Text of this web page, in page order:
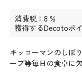
消費税：8 %
獲得するDecotoポ
キッコーマンのしぼ
ープ等毎日の食卓に